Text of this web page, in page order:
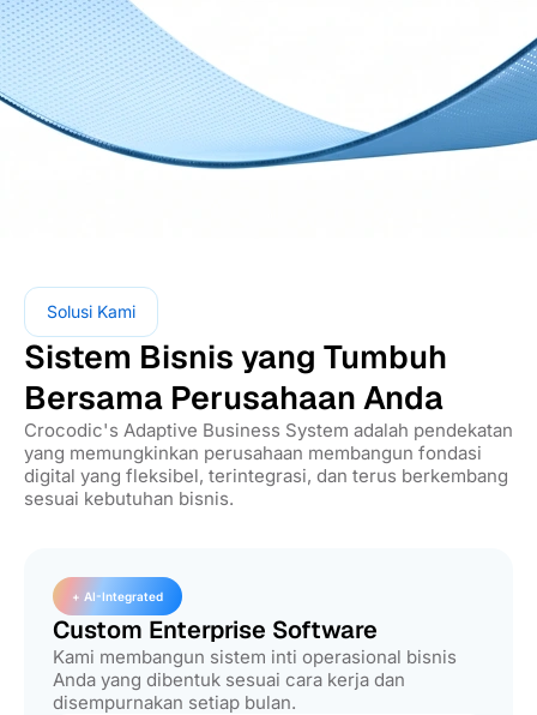
Solusi Kami
Sistem Bisnis yang Tumbuh
Bersama Perusahaan Anda
Crocodic's Adaptive Business System adalah pendekatan
yang memungkinkan perusahaan membangun fondasi
digital yang fleksibel, terintegrasi, dan terus berkembang
sesuai kebutuhan bisnis.
+ AI-Integrated
Custom Enterprise Software
Kami membangun sistem inti operasional bisnis
Anda yang dibentuk sesuai cara kerja dan
disempurnakan setiap bulan.